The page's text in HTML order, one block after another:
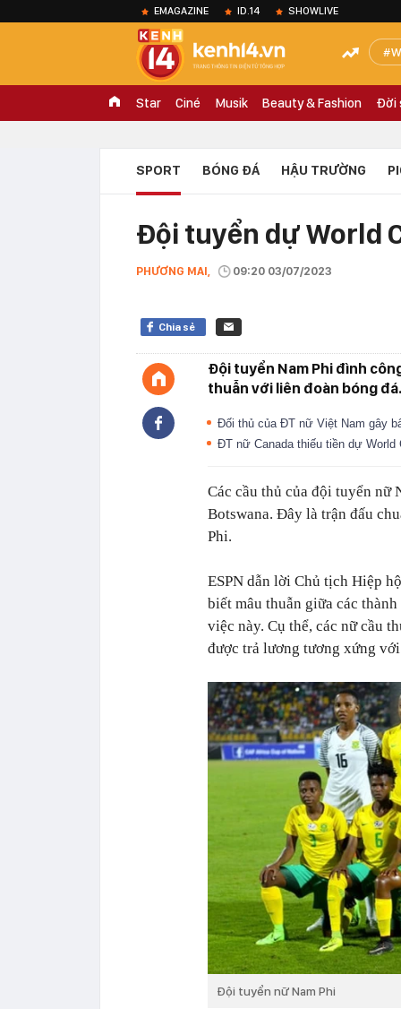
EMAGAZINE ID.14 SHOWLIVE
Star Ciné Musik Beauty & Fashion Đời
SPORT BÓNG ĐÁ HẬU TRƯỜNG
Đội tuyển dự World
PHƯƠNG MAI, 09:20 03/07/2023
Chia sẻ
Đội tuyển Nam Phi đình
thuẫn với liên đoàn bóng đá.
Đối thủ của ĐT nữ Việt Nam gây
ĐT nữ Canada thiếu tiền dự
Các cầu thủ của đội tuyển nữ
Botswana. Đây là trận đấu
Phi.
ESPN dẫn lời Chủ tịch Hiệp
biết mâu thuẫn giữa các
việc này. Cụ thể, các nữ cầu
được trả lương tương xứng
Đội tuyển nữ Nam Phi